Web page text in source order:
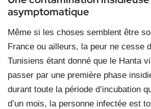
asymptomatique
Même si les choses semblent être
France ou ailleurs, la peur ne cesse
Tunisiens étant donné que le Hanta
passer par une première phase
durant toute la période d’incubation
d’un mois, la personne infectée est